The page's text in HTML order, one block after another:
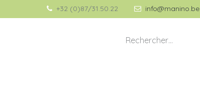
+32 (0)87/31.50.22 info@manino.be